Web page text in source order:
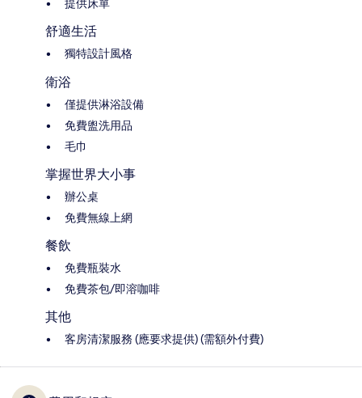
提供床單
舒適生活
獨特設計風格
衛浴
僅提供淋浴設備
免費盥洗用品
毛巾
掌握世界大小事
辦公桌
免費無線上網
餐飲
免費瓶裝水
免費茶包/即溶咖啡
其他
客房清潔服務 (應要求提供) (需額外付費)